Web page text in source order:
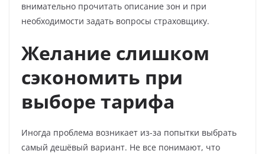
внимательно прочитать описание зон и при
необходимости задать вопросы страховщику.
Желание слишком
сэкономить при
выборе тарифа
Иногда проблема возникает из-за попытки выбрать
самый дешёвый вариант. Не все понимают, что